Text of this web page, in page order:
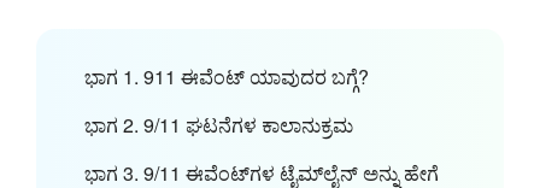
ಭಾಗ 1. 911 ಈವೆಂಟ್ ಯಾವುದರ ಬಗ್ಗೆ?
ಭಾಗ 2. 9/11 ಘಟನೆಗಳ ಕಾಲಾನುಕ್ರಮ
ಭಾಗ 3. 9/11 ಈವೆಂಟ್‌ಗಳ ಟೈಮ್‌ಲೈನ್ ಅನ್ನು ಹೇಗೆ